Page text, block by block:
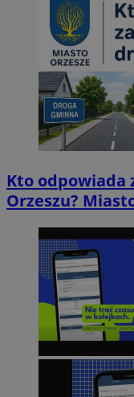
Kto odpowiada
Orzeszu?